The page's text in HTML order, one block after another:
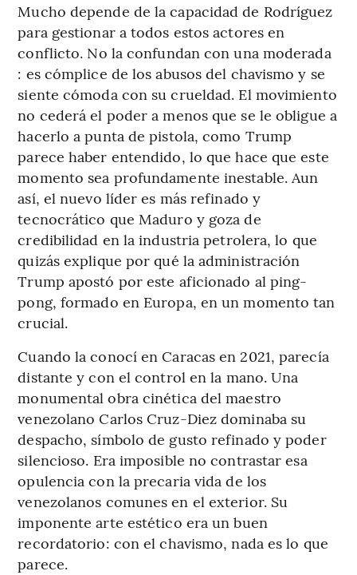
Mucho depende de la capacidad de Rodríguez
para gestionar a todos estos actores en
conflicto. No la confundan con una moderada
: es cómplice de los abusos del chavismo y se
siente cómoda con su crueldad. El movimiento
no cederá el poder a menos que se le obligue a
hacerlo a punta de pistola, como Trump
parece haber entendido, lo que hace que este
momento sea profundamente inestable. Aun
así, el nuevo líder es más refinado y
tecnocrático que Maduro y goza de
credibilidad en la industria petrolera, lo que
quizás explique por qué la administración
Trump apostó por este aficionado al ping-
pong, formado en Europa, en un momento tan
crucial.
Cuando la conocí en Caracas en 2021, parecía
distante y con el control en la mano. Una
monumental obra cinética del maestro
venezolano Carlos Cruz-Diez dominaba su
despacho, símbolo de gusto refinado y poder
silencioso. Era imposible no contrastar esa
opulencia con la precaria vida de los
venezolanos comunes en el exterior. Su
imponente arte estético era un buen
recordatorio: con el chavismo, nada es lo que
parece.